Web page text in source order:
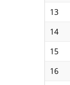
13
14
15
16